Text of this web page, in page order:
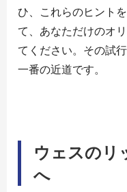
ひ、これらのヒント
て、あなただけのオ
てください。その試
一番の近道です。
ウェスのリ
へ